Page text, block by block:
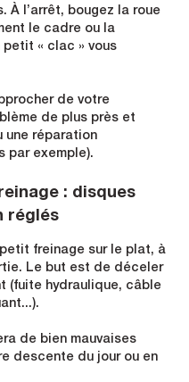
À l’arrêt, bougez la roue
le cadre ou la
petit « clac » vous
de votre
de plus près et
une réparation
par exemple).
: disques
réglés
freinage sur le plat, à
Le but est de déceler
(fuite hydraulique, câble
de bien mauvaises
descente du jour ou en